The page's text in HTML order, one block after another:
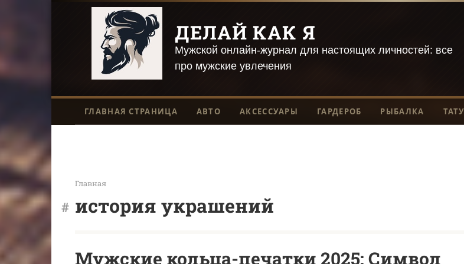
ДЕЛАЙ КАК Я
Мужской онлайн-журнал для настоящих личностей: все
про мужские увлечения
ГЛАВНАЯ СТРАНИЦА АВТО АКСЕССУАРЫ ГАРДЕРОБ РЫБАЛКА ТАТУ
Главная
история украшений
Мужские кольца-печатки 2025: Символ